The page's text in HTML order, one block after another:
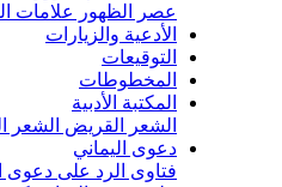
علامات الظهورغيبة
والزيارات
الأدبية
الشعر الشعبي
اليماني
الرد على دعوى اليماني